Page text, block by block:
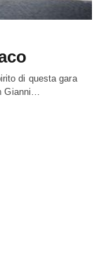
di questa gara
Gianni…